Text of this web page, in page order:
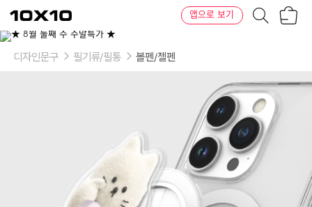
텐
바
텐
앱으로 보기
이
상
디자인문구 필기류/필통 볼펜/젤펜